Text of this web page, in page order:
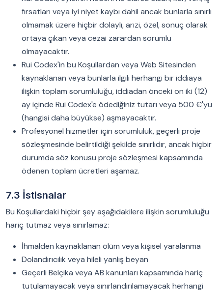
fırsatları veya iyi niyet kaybı dahil ancak bunlarla sınırlı
olmamak üzere hiçbir dolaylı, arızi, özel, sonuç olarak
ortaya çıkan veya cezai zarardan sorumlu
olmayacaktır.
Rui Codex'in bu Koşullardan veya Web Sitesinden
kaynaklanan veya bunlarla ilgili herhangi bir iddiaya
ilişkin toplam sorumluluğu, iddiadan önceki on iki (12)
ay içinde Rui Codex'e ödediğiniz tutarı veya 500 €'yu
(hangisi daha büyükse) aşmayacaktır.
Profesyonel hizmetler için sorumluluk, geçerli proje
sözleşmesinde belirtildiği şekilde sınırlıdır, ancak hiçbir
durumda söz konusu proje sözleşmesi kapsamında
ödenen toplam ücretleri aşamaz.
7.3 İstisnalar
Bu Koşullardaki hiçbir şey aşağıdakilere ilişkin sorumluluğu
hariç tutmaz veya sınırlamaz:
İhmalden kaynaklanan ölüm veya kişisel yaralanma
Dolandırıcılık veya hileli yanlış beyan
Geçerli Belçika veya AB kanunları kapsamında hariç
tutulamayacak veya sınırlandırılamayacak herhangi